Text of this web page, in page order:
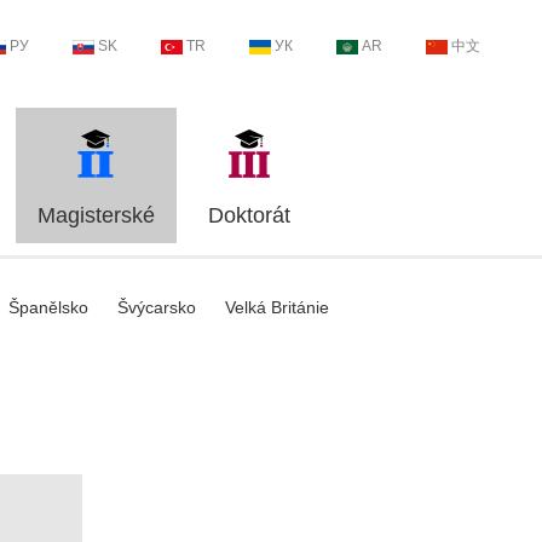
РУ SK TR УК AR 中文
Magisterské Doktorát
Španělsko Švýcarsko Velká Británie